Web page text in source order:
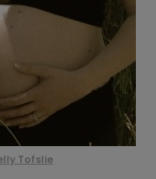
Tofslie